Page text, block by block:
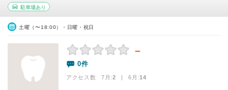
駐車場あり
土曜（〜18:00）・日曜・祝日
－
0件
アクセス数 7月:2 | 6月:14